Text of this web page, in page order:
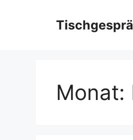
Monat: